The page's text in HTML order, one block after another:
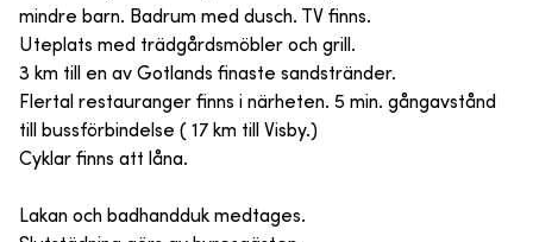
mindre barn. Badrum med dusch. TV finns.
Uteplats med trädgårdsmöbler och grill.
3 km till en av Gotlands finaste sandstränder.
Flertal restauranger finns i närheten. 5 min. gångavstånd
till bussförbindelse ( 17 km till Visby.)
Cyklar finns att låna.
Lakan och badhandduk medtages.